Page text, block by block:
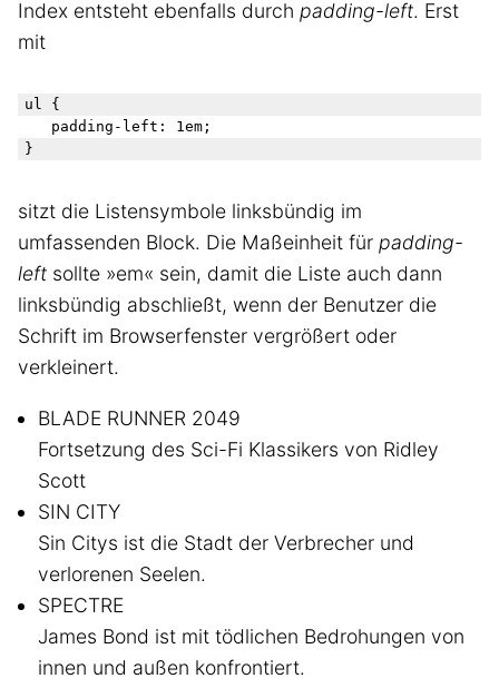
Index entsteht ebenfalls durch padding-left. Erst
mit
ul {
   padding-left: 1em;
sitzt die Listensymbole linksbündig im
umfassenden Block. Die Maßeinheit für padding-
left sollte »em« sein, damit die Liste auch dann
linksbündig abschließt, wenn der Benutzer die
Schrift im Browserfenster vergrößert oder
verkleinert.
BLADE RUNNER 2049
Fortsetzung des Sci-Fi Klassikers von Ridley
Scott
SIN CITY
Sin Citys ist die Stadt der Verbrecher und
verlorenen Seelen.
SPECTRE
James Bond ist mit tödlichen Bedrohungen von
innen und außen konfrontiert.